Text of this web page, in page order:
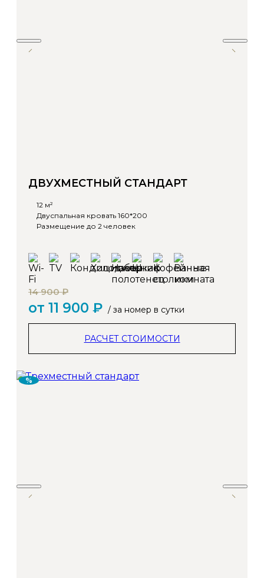
ДВУХМЕСТНЫЙ СТАНДАРТ
12 м²
Двуспальная кровать 160*200
Размещение до 2 человек
14 900 ₽
от 11 900 ₽ / за номер в сутки
РАСЧЕТ СТОИМОСТИ
%